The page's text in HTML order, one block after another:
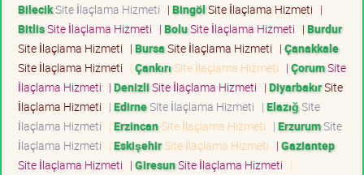
BilecikSite İlaçlama Hizmeti | BingölSite İlaçlama Hizmeti |
BitlisSite İlaçlama Hizmeti | BoluSite İlaçlama Hizmeti | Burdur
Site İlaçlama Hizmeti | BursaSite İlaçlama Hizmeti | Çanakkale
Site İlaçlama Hizmeti | Çankırı Site İlaçlama Hizmeti | ÇorumSite
İlaçlama Hizmeti | DenizliSite İlaçlama Hizmeti | DiyarbakırSite
İlaçlama Hizmeti | EdirneSite İlaçlama Hizmeti | ElazığSite
İlaçlama Hizmeti | ErzincanSite İlaçlama Hizmeti | ErzurumSite
İlaçlama Hizmeti | EskişehirSite İlaçlama Hizmeti | Gaziantep
Site İlaçlama Hizmeti | GiresunSite İlaçlama Hizmeti |